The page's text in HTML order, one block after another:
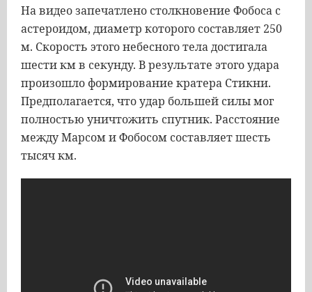
На видео запечатлено столкновение Фобоса с
астероидом, диаметр которого составляет 250
м. Скорость этого небесного тела достигала
шести км в секунду. В результате этого удара
произошло формирование кратера Стикни.
Предполагается, что удар большей силы мог
полностью уничтожить спутник. Расстояние
между Марсом и Фобосом составляет шесть
тысяч км.